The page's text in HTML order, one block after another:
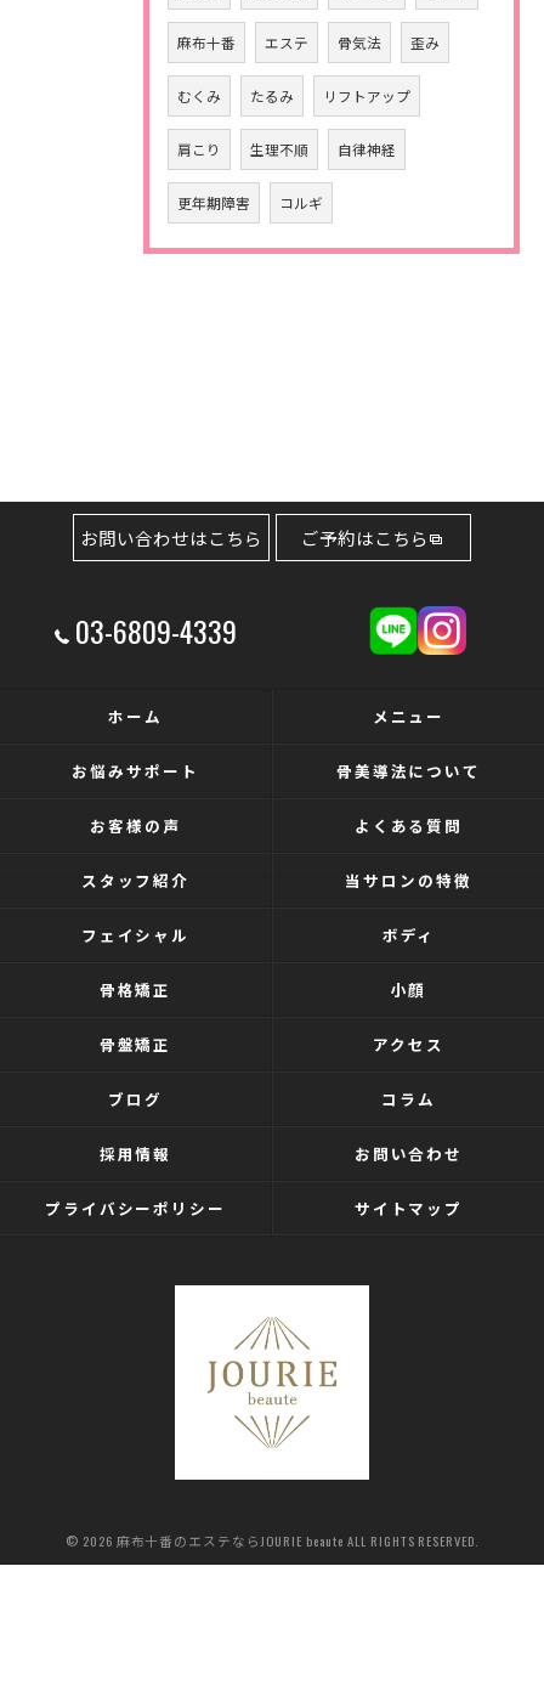
麻布十番 エステ 骨気法 歪み
むくみ たるみ リフトアップ
肩こり 生理不順 自律神経
更年期障害 コルギ
03-6809-4339
お問い合わせはこちら ご予約はこちら
ホーム メニュー
お悩みサポート 骨美導法について
お客様の声 よくある質問
スタッフ紹介 当サロンの特徴
フェイシャル ボディ
骨格矯正 小顔
骨盤矯正 アクセス
ブログ コラム
採用情報 お問い合わせ
プライバシーポリシー サイトマップ
© 2026 麻布十番のエステならJOURIE beaute ALL RIGHTS RESERVED.